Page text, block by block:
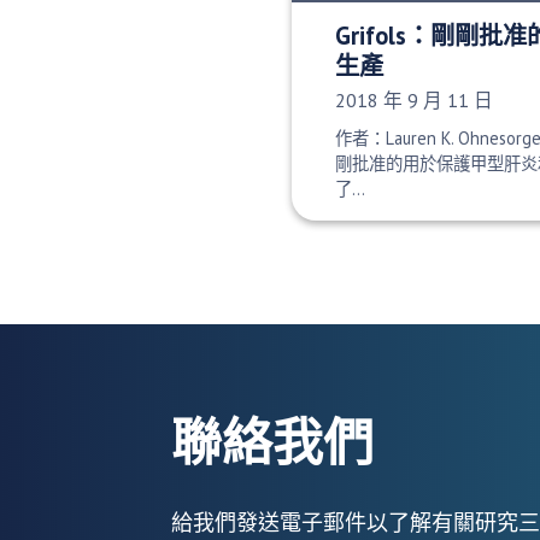
Grifols：剛剛批准
生產
發布日期：
2018 年 9 月 11 日
作者：Lauren K.
剛批准的用於保護甲型肝
了…
聯絡我們
給我們發送電子郵件以了解有關研究